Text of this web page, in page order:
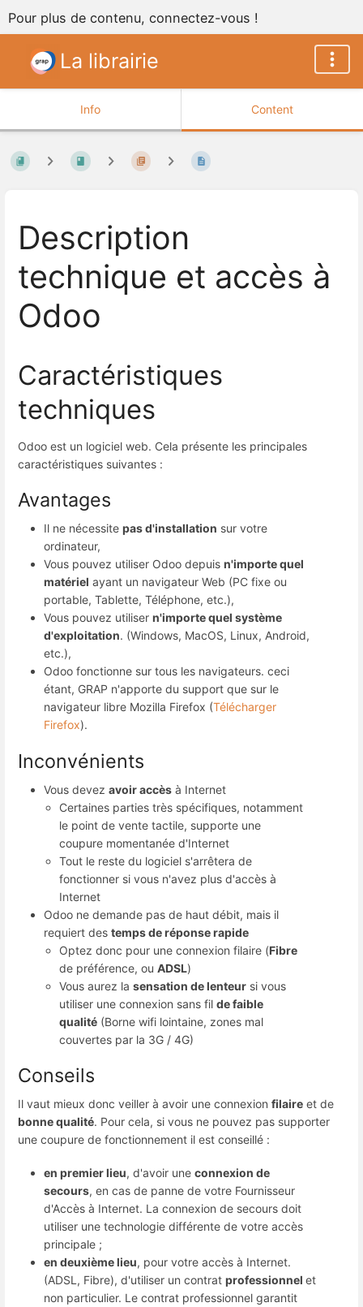
Pour plus de contenu, connectez-vous !
La librairie
Info Content
Description
technique et accès à
Odoo
Caractéristiques
techniques
Odoo est un logiciel web. Cela présente les principales
caractéristiques suivantes :
Avantages
Il ne nécessite pas d'installation sur votre
ordinateur,
Vous pouvez utiliser Odoo depuis n'importe quel
matériel ayant un navigateur Web (PC fixe ou
portable, Tablette, Téléphone, etc.),
Vous pouvez utiliser n'importe quel système
d'exploitation. (Windows, MacOS, Linux, Android,
etc.),
Odoo fonctionne sur tous les navigateurs. ceci
étant, GRAP n'apporte du support que sur le
navigateur libre Mozilla Firefox (Télécharger
Firefox).
Inconvénients
Vous devez avoir accès à Internet
Certaines parties très spécifiques, notamment
le point de vente tactile, supporte une
coupure momentanée d'Internet
Tout le reste du logiciel s'arrêtera de
fonctionner si vous n'avez plus d'accès à
Internet
Odoo ne demande pas de haut débit, mais il
requiert des temps de réponse rapide
Optez donc pour une connexion filaire (Fibre
de préférence, ouADSL)
Vous aurez lasensation de lenteur si vous
utiliser une connexion sans filde faible
qualité (Borne wifi lointaine, zones mal
couvertes par la 3G / 4G)
Conseils
Il vaut mieux donc veiller à avoir une connexion filaire et de
bonne qualité. Pour cela, si vous ne pouvez pas supporter
une coupure de fonctionnement il est conseillé :
en premier lieu, d'avoir une connexion de
secours, en cas de panne de votre Fournisseur
d'Accès à Internet. La connexion de secours doit
utiliser une technologie différente de votre accès
principale ;
en deuxième lieu, pour votre accès à Internet.
(ADSL, Fibre), d'utiliser un contrat professionnel et
non particulier. Le contrat professionnel garantit